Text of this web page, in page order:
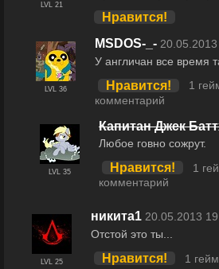
LVL 21
Нравится!
LVL 36
MSDOS-_-
У англичан все время
Нравится!
1
комментарий
LVL 35
Капитан Джек
Любое говно сожрут.
Нравится!
1
комментарий
LVL 25
никита1 20.05.2013
Отстой это ты...
Нравится!
1